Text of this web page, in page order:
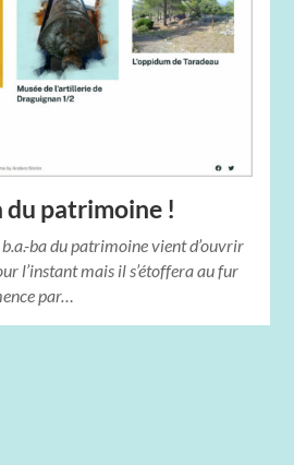
du patrimoine !
ba du patrimoine vient d’ouvrir
l’instant mais il s’étoffera au fur
par…